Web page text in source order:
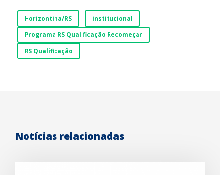
Horizontina/RS
institucional
Programa RS Qualificação Recomeçar
RS Qualificação
Notícias relacionadas